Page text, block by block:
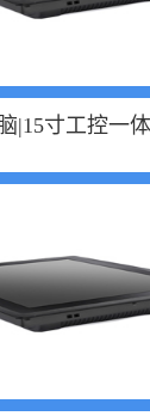
|15寸工控一